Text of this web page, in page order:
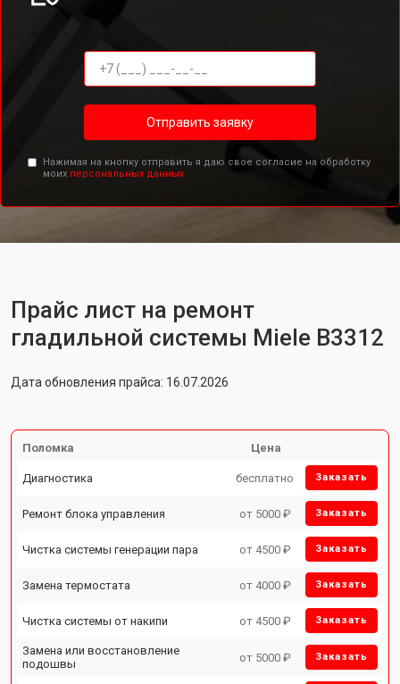
Отправить заявку
Нажимая на кнопку отправить я даю свое согласие на обработку
моих персональных данных.
Прайс лист на ремонт
гладильной системы Miele B3312
Дата обновления прайса: 16.07.2026
Поломка Цена
Диагностика бесплатно Заказать
Ремонт блока управления от 5000 ₽ Заказать
Чистка системы генерации пара от 4500 ₽ Заказать
Замена термостата от 4000 ₽ Заказать
Чистка системы от накипи от 4500 ₽ Заказать
Замена или восстановление
подошвы
от 5000 ₽ Заказать